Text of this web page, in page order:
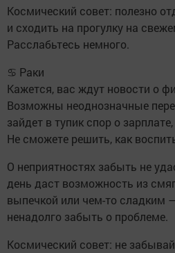
Космический совет: полезно
и сходить на прогулку на
Расслабьтесь немного.
♋ Раки
Кажется, вас ждут новости о
Возможны неоднозначные
зайдет в тупик спор о
Не сможете решить, как
О неприятностях забыть не
день даст возможность из
выпечкой или чем-то сладким
ненадолго забыть о проблеме.
Космический совет: не